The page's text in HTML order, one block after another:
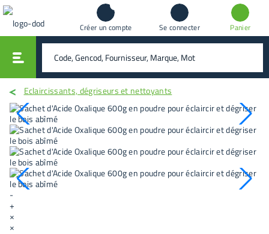
Créer un compte Se connecter Panier
rechercher
Eclaircissants, dégriseurs et nettoyants
-
+
×
×